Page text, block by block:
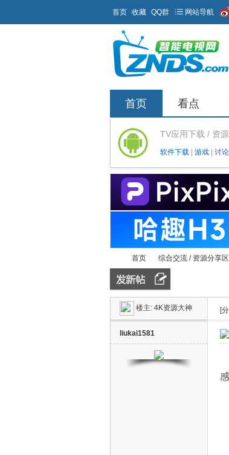
首页 收藏 QQ群 网站导航
首页 看点
TV应用下载 / 资
软件下载 游戏 讨论
»
首页
›
综合交流 / 资源分享区
楼主: 4K资源大神 [
liukai1581